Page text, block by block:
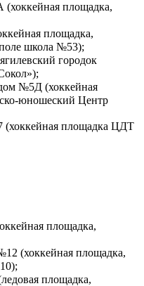
площадка,
площадка,
школа №53);
городок
№5Д (хоккейная
юношеский Центр
(хоккейная площадка ЦДТ
площадка,
(хоккейная площадка,
площадка,